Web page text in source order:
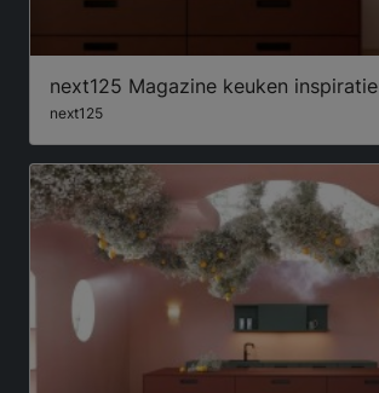
next125 Magazine keuken inspiratie
next125